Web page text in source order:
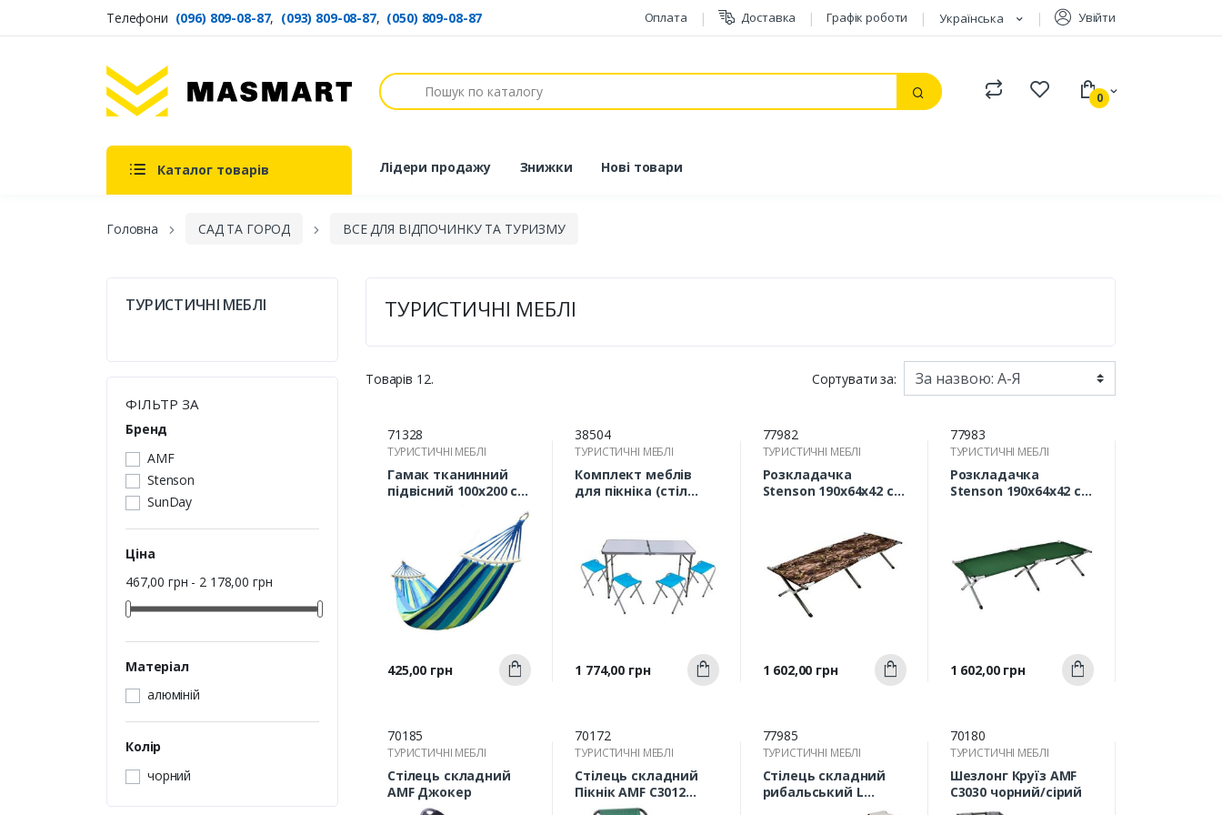
Телефони (096) 809-08-87, (093) 809-08-87, (050) 809-08-87 Оплата Доставка Графік роботи Українська Увійти
Masmart
Пошук
Пошук
Compare Watchlist
0
Каталог товарів Лідери продажу Знижки Нові товари
Головна САД ТА ГОРОД ВСЕ ДЛЯ ВІДПОЧИНКУ ТА ТУРИЗМУ
ТУРИСТИЧНІ МЕБЛІ
ФІЛЬТР ЗА
Бренд
AMF
Stenson
SunDay
Ціна
467,00 грн - 2 178,00 грн
Матеріал
алюміній
Колір
чорний
ТУРИСТИЧНІ МЕБЛІ
Товарів 12. Сортувати за:
71328
ТУРИСТИЧНІ МЕБЛІ
Гамак тканинний
підвісний 100х200 см
Швидкий
перегляд
Ціна
425,00 грн Купити
38504
ТУРИСТИЧНІ МЕБЛІ
Комплект меблів
для пікніка (стіл
табуретки)
Швидкий
перегляд
Ціна
1 774,00 грн Купити
77982
ТУРИСТИЧНІ МЕБЛІ
Розкладачка
Stenson 190х64х42 см
Швидкий
перегляд
Ціна
1 602,00 грн Купити
77983
ТУРИСТИЧНІ МЕБЛІ
Розкладачка
Stenson 190х64х42 см
Швидкий
перегляд
Ціна
1 602,00 грн Купити
70185
ТУРИСТИЧНІ МЕБЛІ
Стілець складний
AMF Джокер
70172
ТУРИСТИЧНІ МЕБЛІ
Стілець складний
Пікнік AMF C3012
чорний/темно-
77985
ТУРИСТИЧНІ МЕБЛІ
Стілець складний
рибальський L
32х26х37см Stenson
70180
ТУРИСТИЧНІ МЕБЛІ
Шезлонг Круїз AMF
C3030 чорний/сірий